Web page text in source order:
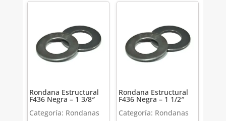
Rondana Estructural
F436 Negra – 1 3/8″
Categoría: Rondanas
Rondana Estructural
F436 Negra – 1 1/2″
Categoría: Rondanas